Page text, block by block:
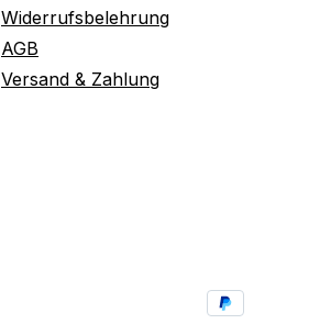
Widerrufsbelehrung
AGB
Versand & Zahlung